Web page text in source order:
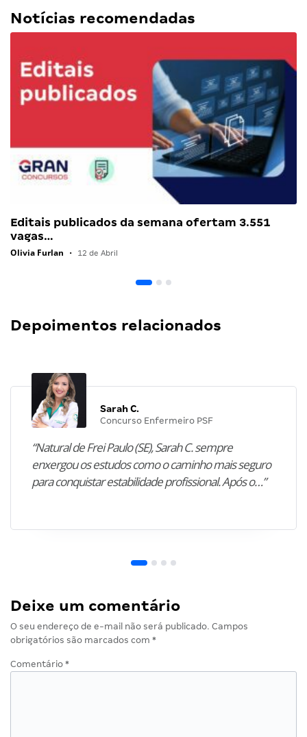
Notícias recomendadas
Editais publicados da semana ofertam 3.551
vagas…
Olivia Furlan • 12 de Abril
Depoimentos relacionados
Sarah C.
Concurso Enfermeiro PSF
“Natural de Frei Paulo (SE), Sarah C. sempre
enxergou os estudos como o caminho mais seguro
para conquistar estabilidade profissional. Após o…”
Deixe um comentário
O seu endereço de e-mail não será publicado. Campos
obrigatórios são marcados com *
Comentário *